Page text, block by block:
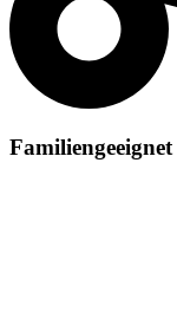
Familiengeeignet